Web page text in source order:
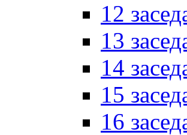
12
13
14
15
16